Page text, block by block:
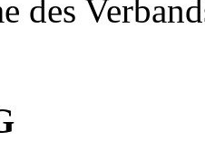
des